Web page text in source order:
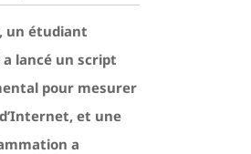
un étudiant
lancé un script
pour mesurer
et une
a